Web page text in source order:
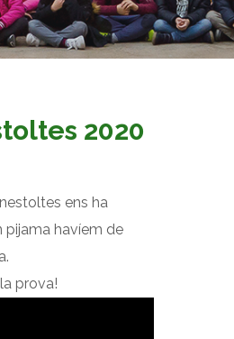
2020
ens ha
pijama havíem de
prova!